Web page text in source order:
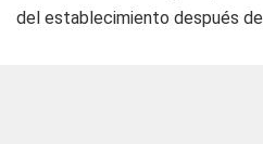
del establecimiento después